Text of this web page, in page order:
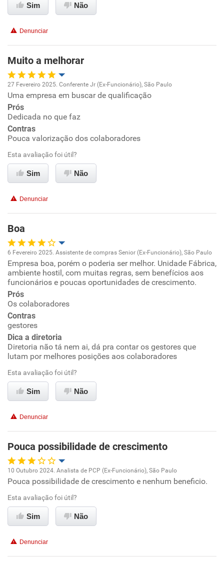
Benefícios
Recomenda esta empresa
Recomenda a diretoria
Sim Não
Denunciar
Muito a melhorar
Oportunidade de promoção
Ambiente de trabalho
Benefícios
Não recomenda esta empresa
Não recomenda a diretoria
27 Fevereiro 2025. Conferente Jr (Ex-Funcionário), São Paulo
Uma empresa em buscar de qualificação
Prós
Dedicada no que faz
Contras
Pouca valorização dos colaboradores
Esta avaliação foi útil?
Sim Não
Denunciar
Boa
Oportunidade de promoção
Ambiente de trabalho
Conciliação com a vida familiar
Benefícios
6 Fevereiro 2025. Assistente de compras Senior (Ex-Funcionário), São Paulo
Empresa boa, porém o poderia ser melhor. Unidade Fábrica,
ambiente hostil, com muitas regras, sem benefícios aos
funcionários e poucas oportunidades de crescimento.
Prós
Os colaboradores
Contras
gestores
Dica a diretoria
Diretoria não tá nem ai, dá pra contar os gestores que
lutam por melhores posições aos colaboradores
Esta avaliação foi útil?
Sim Não
Denunciar
Pouca possibilidade de crescimento
Oportunidade de promoção
Ambiente de trabalho
Benefícios
10 Outubro 2024. Analista de PCP (Ex-Funcionário), São Paulo
Pouca possibilidade de crescimento e nenhum beneficio.
Esta avaliação foi útil?
Sim Não
Denunciar